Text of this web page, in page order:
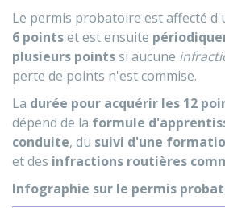
Le permis probatoire est affecté
6 pointset est ensuite
plusieurs pointssi aucune
perte de points n'est commise.
La durée pour acquérir les 12
dépend de la formule
conduite, du suivi d'une
et des infractions routières
Infographie sur le permis